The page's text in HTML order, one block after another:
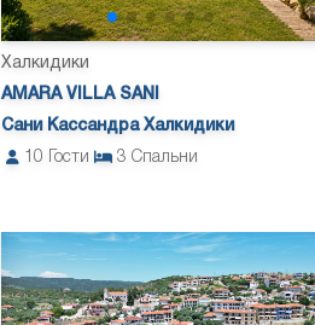
Халкидики
AMARA VILLA SANI
Сани Кассандра Халкидики
10
Гости 3 Спальни